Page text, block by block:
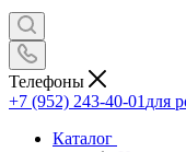
Телефоны
+7 (952) 243-40-01 для
Каталог